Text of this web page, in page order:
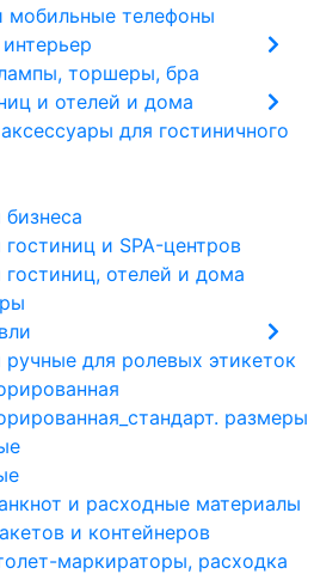
телефоны
торшеры, бра
и отелей и дома
для гостиничного
гостиниц и SPA-центров
гостиниц, отелей и дома
для ролевых этикеток
размеры
и расходные материалы
и контейнеров
маркираторы, расходка